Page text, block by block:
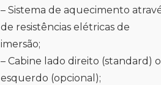
– Sistema de aquecimento
de resistências elétricas de
imersão;
– Cabine lado direito (standard)
esquerdo (opcional);